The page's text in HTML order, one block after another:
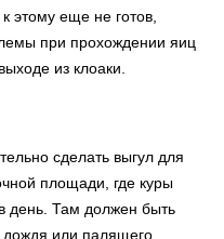
этому еще не готов,
при прохождении яиц
из клоаки.
сделать выгул для
площади, где куры
день. Там должен быть
дождя или палящего